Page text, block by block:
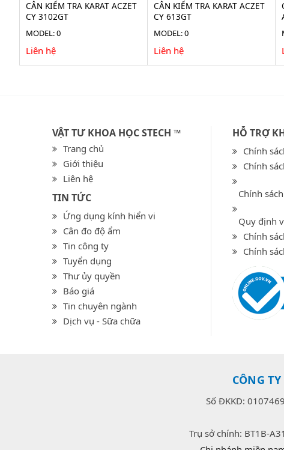
CÂN KIỂM TRA KARAT ACZET
CY 3102GT
MODEL: 0
Liên hệ
CÂN KIỂM TRA KARAT ACZET
CY 613GT
MODEL: 0
Liên hệ
VẬT TƯ KHOA HỌC STECH ™
Trang chủ
Giới thiệu
Liên hệ
TIN TỨC
Ứng dụng kính hiển vi
Cân đo độ ẩm
Tin công ty
Tuyển dụng
Thư ủy quyền
Báo giá
Tin chuyên ngành
Dịch vụ - Sữa chữa
HỖ TRỢ
Chính
Chính
Chính
Quy định
Chính
Chính
CÔNG
Số ĐKKD:
Trụ sở chính: BT1B-